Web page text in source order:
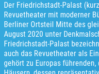
Der Friedrichstadt-Palast
Revuetheater mit moderner
Berliner Ortsteil Mitte des
August 2020 unter
Friedrichstadt-Palast
auch das Revuetheater als
gehört zu Europas